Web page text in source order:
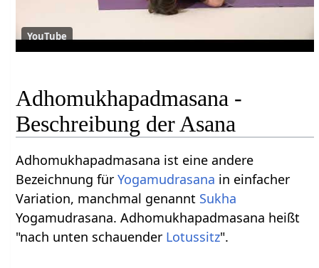
YouTube
Adhomukhapadmasana -
Beschreibung der Asana
Adhomukhapadmasana ist eine andere
Bezeichnung fürYogamudrasana in einfacher
Variation, manchmal genannt Sukha
Yogamudrasana. Adhomukhapadmasana heißt
"nach unten schauender Lotussitz".